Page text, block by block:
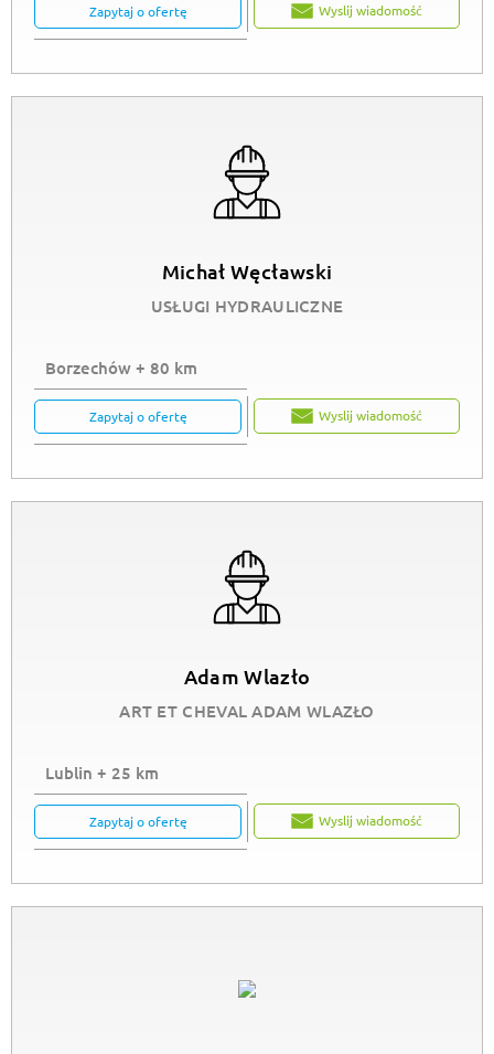
Zapytaj o ofertę Wyslij wiadomość
Michał Węcławski
USŁUGI HYDRAULICZNE
Borzechów + 80 km
Zapytaj o ofertę Wyslij wiadomość
Adam Wlazło
ART ET CHEVAL ADAM WLAZŁO
Lublin + 25 km
Zapytaj o ofertę Wyslij wiadomość